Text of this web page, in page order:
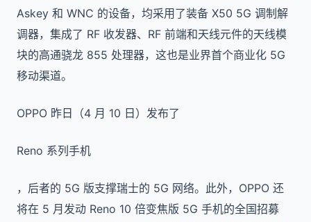
Askey 和 WNC 的设备，均采用了装备 X50 5G 调制解
调器，集成了 RF 收发器、RF 前端和天线元件的天线模
块的高通骁龙 855 处理器，这也是业界首个商业化 5G
移动渠道。
OPPO 昨日（4 月 10 日）发布了
Reno 系列手机
，后者的 5G 版支撑瑞士的 5G 网络。此外，OPPO 还
将在 5 月发动 Reno 10 倍变焦版 5G 手机的全国招募